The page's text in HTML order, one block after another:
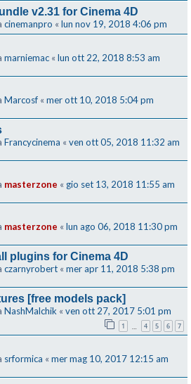
v2.31 for Cinema 4D
cinemanpro « lun nov 19, 2018 4:06 pm
marniemac « lun ott 22, 2018 8:53 am
Marcosf « mer ott 10, 2018 5:04 pm
Francycinema « ven ott 05, 2018 11:32 am
masterzone « gio set 13, 2018 11:55 am
masterzone « lun ago 06, 2018 11:30 pm
plugins for Cinema 4D
czarnyrobert « mer apr 11, 2018 5:38 pm
[free models pack]
NashMalchik « ven ott 27, 2017 5:01 pm
1 4 5 6 7
srformica « mer mag 10, 2017 12:15 am